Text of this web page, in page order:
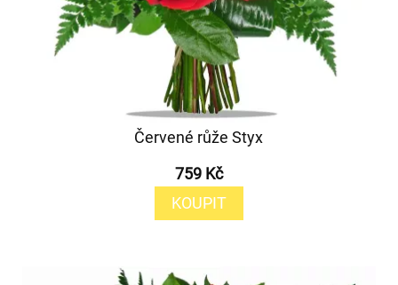
Červené růže Styx
759 Kč
KOUPIT